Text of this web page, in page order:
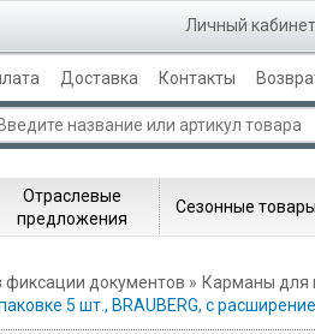
Личный кабинет
Доставка Контакты
Отраслевые
предложения
Сезонные товары
фиксации документов
Карманы для
5 шт., BRAUBERG, с